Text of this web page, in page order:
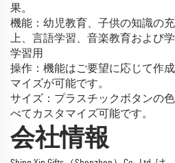
果。
機能：幼児教育、子供の知識の
上、言語学習、音楽教育および
学習用
操作：機能はご要望に応じて作
マイズが可能です。
サイズ：プラスチックボタンの
べてカスタマイズ可能です。
会社情報